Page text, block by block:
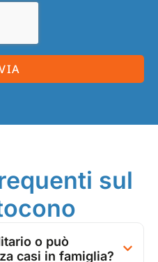
sul
o può
casi in famiglia?